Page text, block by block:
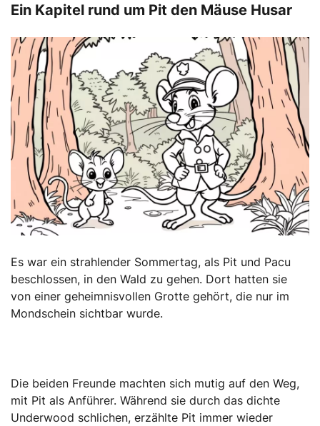
Ein Kapitel rund um Pit den Mäuse Husar
Es war ein strahlender Sommertag, als Pit und Pacu
beschlossen, in den Wald zu gehen. Dort hatten sie
von einer geheimnisvollen Grotte gehört, die nur im
Mondschein sichtbar wurde.
Die beiden Freunde machten sich mutig auf den Weg,
mit Pit als Anführer. Während sie durch das dichte
Underwood schlichen, erzählte Pit immer wieder